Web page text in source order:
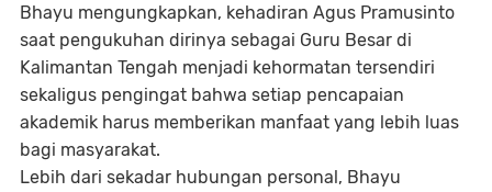
Bhayu mengungkapkan, kehadiran Agus Pramusinto
saat pengukuhan dirinya sebagai Guru Besar di
Kalimantan Tengah menjadi kehormatan tersendiri
sekaligus pengingat bahwa setiap pencapaian
akademik harus memberikan manfaat yang lebih luas
bagi masyarakat.
Lebih dari sekadar hubungan personal, Bhayu